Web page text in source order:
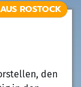
ROSTOCK
den